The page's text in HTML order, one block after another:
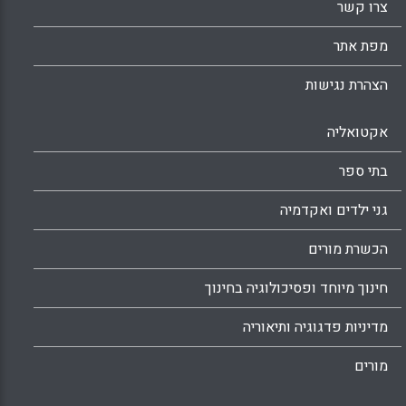
צרו קשר
מפת אתר
הצהרת נגישות
אקטואליה
בתי ספר
גני ילדים ואקדמיה
הכשרת מורים
חינוך מיוחד ופסיכולוגיה בחינוך
מדיניות פדגוגיה ותיאוריה
מורים